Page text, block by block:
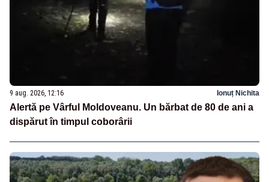
9 aug. 2026, 12:16 Ionuț Nichita
Alertă pe Vârful Moldoveanu. Un bărbat de 80 de ani a
dispărut în timpul coborârii